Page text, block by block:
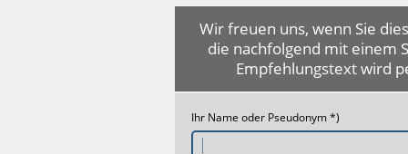
Wir freuen uns, wenn Sie
die nachfolgend mit einem
Empfehlungstext wird
Ihr Name oder Pseudonym *)